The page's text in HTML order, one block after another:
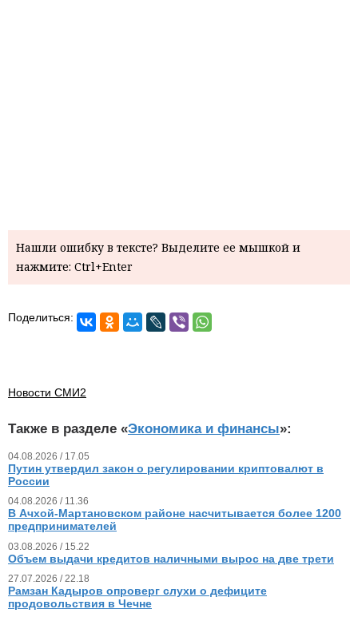
Нашли ошибку в тексте? Выделите ее мышкой и
нажмите: Ctrl+Enter
Поделиться:
Новости СМИ2
Также в разделе «Экономика и финансы»:
04.08.2026 / 17.05
Путин утвердил закон о регулировании криптовалют в
России
04.08.2026 / 11.36
В Ачхой-Мартановском районе насчитывается более 1200
предпринимателей
03.08.2026 / 15.22
Объем выдачи кредитов наличными вырос на две трети
27.07.2026 / 22.18
Рамзан Кадыров опроверг слухи о дефиците
продовольствия в Чечне